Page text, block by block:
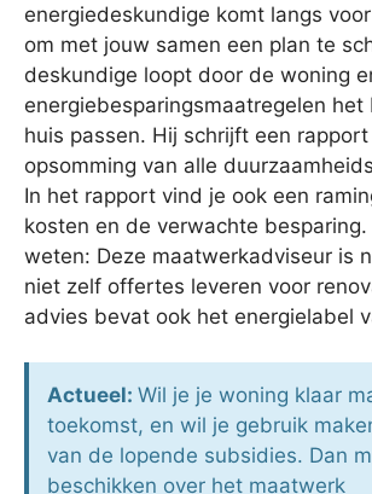
energiedeskundige komt langs
om met jouw samen een plan te
deskundige loopt door de woning
energiebesparingsmaatregelen
huis passen. Hij schrijft een
opsomming van alle
In het rapport vind je ook een
kosten en de verwachte
weten: Deze maatwerkadviseur is
niet zelf offertes leveren voor
advies bevat ook het energielabel
Actueel: Wil je je woning klaar
toekomst, en wil je gebruik
van de lopende subsidies. Dan
beschikken over het maatwerk